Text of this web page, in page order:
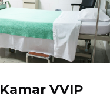
Kamar VVIP